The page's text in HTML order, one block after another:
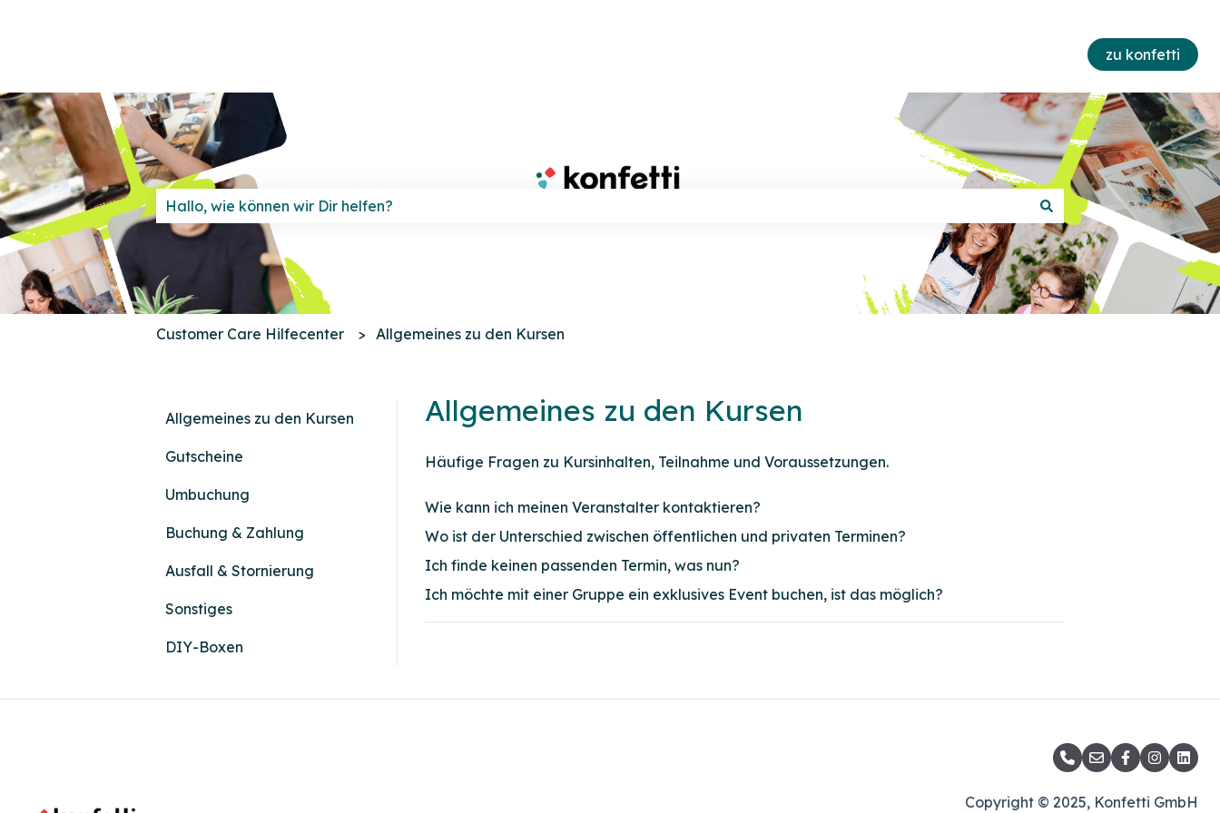
zu konfetti
Es gibt keine Vorschläge, da das Suchfeld leer ist.
Customer Care Hilfecenter Allgemeines zu den Kursen
Allgemeines zu den Kursen
Häufige Fragen zu Kursinhalten, Teilnahme und Voraussetzungen.
Wie kann ich meinen Veranstalter kontaktieren?
Wo ist der Unterschied zwischen öffentlichen und privaten Terminen?
Ich finde keinen passenden Termin, was nun?
Ich möchte mit einer Gruppe ein exklusives Event buchen, ist das möglich?
Allgemeines zu den Kursen
Gutscheine
Umbuchung
Buchung & Zahlung
Ausfall & Stornierung
Sonstiges
DIY-Boxen
Copyright © 2025, Konfetti GmbH